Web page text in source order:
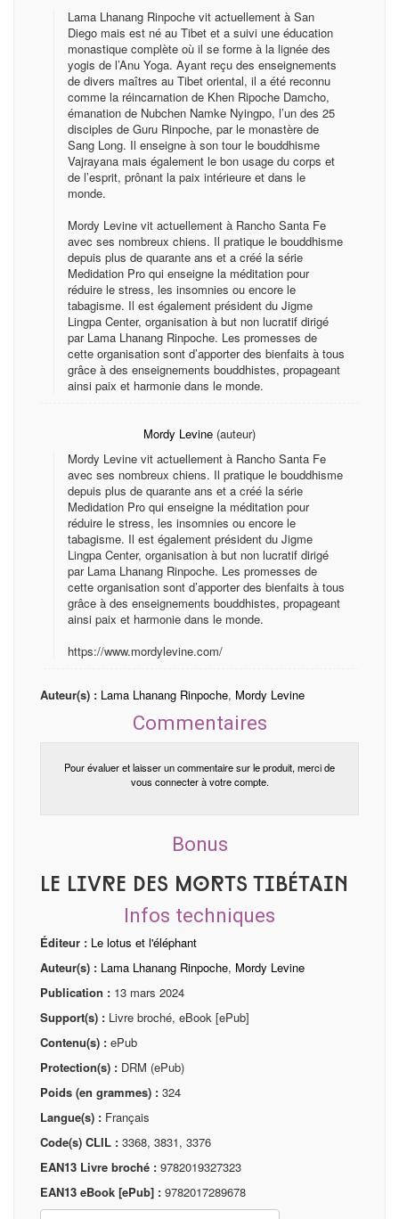
Lama Lhanang Rinpoche vit actuellement à San
Diego mais est né au Tibet et a suivi une éducation
monastique complète où il se forme à la lignée des
yogis de l’Anu Yoga. Ayant reçu des enseignements
de divers maîtres au Tibet oriental, il a été reconnu
comme la réincarnation de Khen Ripoche Damcho,
émanation de Nubchen Namke Nyingpo, l’un des 25
disciples de Guru Rinpoche, par le monastère de
Sang Long. Il enseigne à son tour le bouddhisme
Vajrayana mais également le bon usage du corps et
de l’esprit, prônant la paix intérieure et dans le
monde.
Mordy Levine vit actuellement à Rancho Santa Fe
avec ses nombreux chiens. Il pratique le bouddhisme
depuis plus de quarante ans et a créé la série
Medidation Pro qui enseigne la méditation pour
réduire le stress, les insomnies ou encore le
tabagisme. Il est également président du Jigme
Lingpa Center, organisation à but non lucratif dirigé
par Lama Lhanang Rinpoche. Les promesses de
cette organisation sont d’apporter des bienfaits à tous
grâce à des enseignements bouddhistes, propageant
ainsi paix et harmonie dans le monde.
Mordy Levine (auteur)
Mordy Levine vit actuellement à Rancho Santa Fe
avec ses nombreux chiens. Il pratique le bouddhisme
depuis plus de quarante ans et a créé la série
Medidation Pro qui enseigne la méditation pour
réduire le stress, les insomnies ou encore le
tabagisme. Il est également président du Jigme
Lingpa Center, organisation à but non lucratif dirigé
par Lama Lhanang Rinpoche. Les promesses de
cette organisation sont d’apporter des bienfaits à tous
grâce à des enseignements bouddhistes, propageant
ainsi paix et harmonie dans le monde.
https://www.mordylevine.com/
Auteur(s) : Lama Lhanang Rinpoche, Mordy Levine
Commentaires
Pour évaluer et laisser un commentaire sur le produit, merci de
vous connecter à votre compte.
Bonus
Le livre des morts tibétain
Infos techniques
Éditeur : Le lotus et l'éléphant
Auteur(s) : Lama Lhanang Rinpoche, Mordy Levine
Publication : 13 mars 2024
Support(s) : Livre broché, eBook [ePub]
Contenu(s) : ePub
Protection(s) : DRM (ePub)
Poids (en grammes) : 324
Langue(s) : Français
Code(s) CLIL : 3368, 3831, 3376
EAN13 Livre broché : 9782019327323
EAN13 eBook [ePub] : 9782017289678